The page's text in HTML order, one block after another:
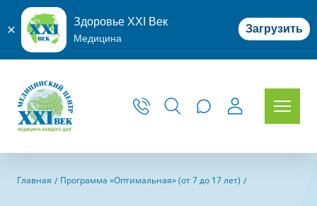
Здоровье XXI Век
Медицина
Загрузить
Главная Программа «Оптимальная» (от 7 до 17 лет)